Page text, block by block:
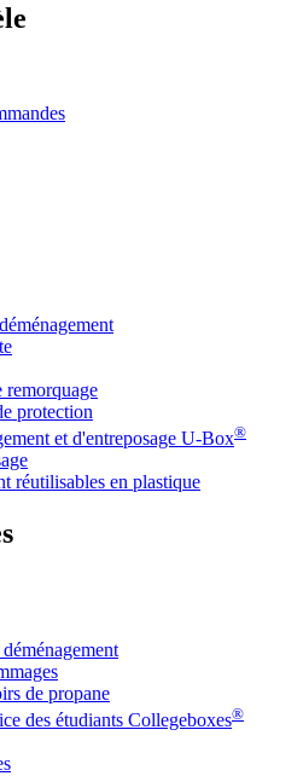
remorquage
protection
et d'entreposage U-Box®
réutilisables en plastique
de propane
des étudiants Collegeboxes®